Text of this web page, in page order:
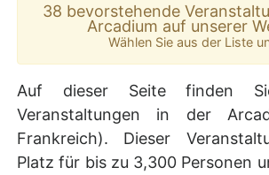
38 bevorstehende
Arcadium auf unserer
Wählen Sie aus der Liste
Auf dieser Seite finden
Veranstaltungen in der
Frankreich). Dieser
Platz für bis zu 3,300 Personen